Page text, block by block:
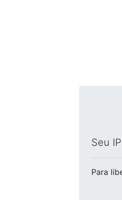
Seu
Para